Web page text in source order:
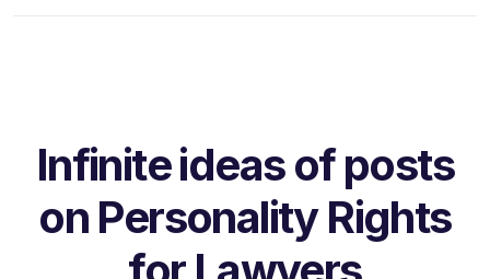
Infinite ideas of posts
on Personality Rights